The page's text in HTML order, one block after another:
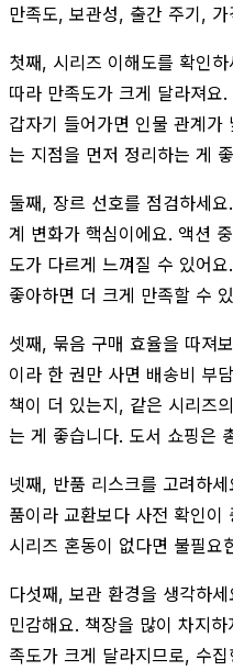
만족도, 보관성, 출간 주기,
첫째, 시리즈 이해도를 확인
따라 만족도가 크게 달라져요
갑자기 들어가면 인물 관계가
는 지점을 먼저 정리하는 게
둘째, 장르 선호를 점검하세
계 변화가 핵심이에요. 액션
도가 다르게 느껴질 수 있어
좋아하면 더 크게 만족할 수
셋째, 묶음 구매 효율을 따져
이라 한 권만 사면 배송비 부
책이 더 있는지, 같은 시리즈
는 게 좋습니다. 도서 쇼핑은
넷째, 반품 리스크를 고려하
품이라 교환보다 사전 확인
시리즈 혼동이 없다면 불필요
다섯째, 보관 환경을 생각하
민감해요. 책장을 많이 차지
족도가 크게 달라지므로, 수